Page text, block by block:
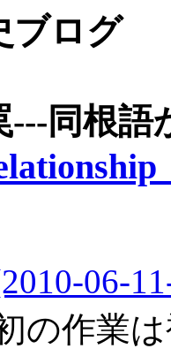
ブログ
---同根語
06-
の作業